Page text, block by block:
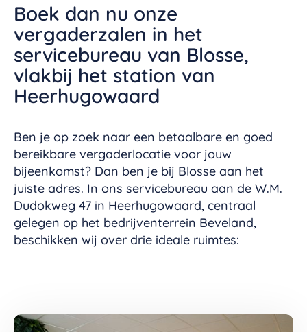
Boek dan nu onze
vergaderzalen in het
servicebureau van Blosse,
vlakbij het station van
Heerhugowaard
Ben je op zoek naar een betaalbare en goed
bereikbare vergaderlocatie voor jouw
bijeenkomst? Dan ben je bij Blosse aan het
juiste adres. In ons servicebureau aan de W.M.
Dudokweg 47 in Heerhugowaard, centraal
gelegen op het bedrijventerrein Beveland,
beschikken wij over drie ideale ruimtes: